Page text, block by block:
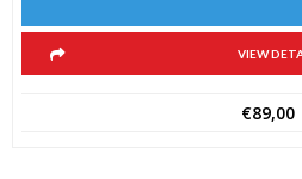
VIEW
€89,00